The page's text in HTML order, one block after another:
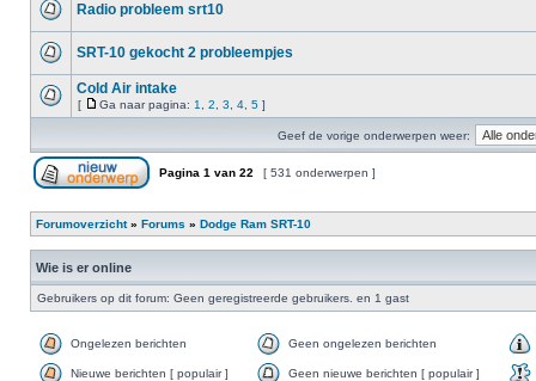
Radio probleem srt10
SRT-10 gekocht 2 probleempjes
Cold Air intake
[ Ga naar pagina: 1 2 3 4 5 ]
Geef de vorige onderwerpen weer:
Pagina 1 van 22 [ 531 onderwerpen ]
Forumoverzicht» Forums » Dodge Ram SRT-10
Wie is er online
Gebruikers op dit forum: Geen geregistreerde gebruikers. en 1 gast
Ongelezen berichten Geen ongelezen berichten
Nieuwe berichten [ populair ] Geen nieuwe berichten [ populair ]